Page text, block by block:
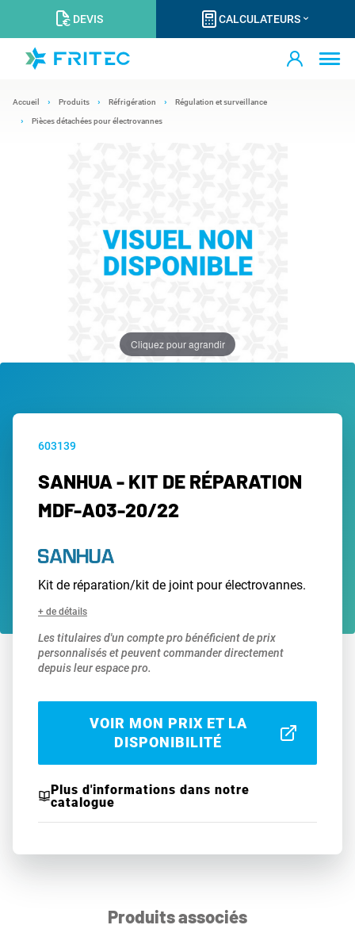
DEVIS CALCULATEURS
Accueil Produits Réfrigération Régulation et surveillance
Pièces détachées pour électrovannes
Cliquez pour agrandir
603139
SANHUA - KIT DE RÉPARATION
MDF-A03-20/22
Kit de réparation/kit de joint pour électrovannes.
+ de détails
Les titulaires d'un compte pro bénéficient de prix
personnalisés et peuvent commander directement
depuis leur espace pro.
VOIR MON PRIX ET LA
DISPONIBILITÉ
Plus d'informations dans notre
catalogue
Produits associés